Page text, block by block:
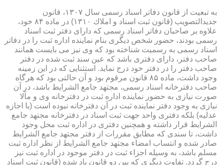
به تبعیت از قانون دفاتر اسناد رسمی سال ۱۳۰۷، قانون
جدیدالتصویب (قانون ثبت اسناد و املاك ۱۳۱۰) در ماده ۸۴ خود،
علاوه بر صاحبان دفاتر اسناد رسمی كه دارای دفتر ثبت اسناد
رسمی بودند، حضور شخص دیگری بنام نماینده اداره ثبت را در دفاتر
اسناد رسمی به رسمیت شناخته بود كه وی نیز می بایست همانند
صاحب دفتر، دارای دفتری باشد كه عین سند ثبت شده در دفتر
صاحب دفتر را در دفتر خود درج نماید. استثنایی كه در این زمینه
وجود داشت، ماده ۸۵ قانون مرقوم بود و آن حالتی بود كه هرگاه
صاحب دفترخانه اسناد رسمی، مجتهد جامع الشرایط باشد، در آن
صورت نیازی به حضور نماینده اداره ثبت در دفترخانه وی و مآلا
نیازی به وجود دفتر نماینده ثبت در آن دفترخانه نبوده است (با اجازه
عدلیه) بلكه دفتری واحد جهت ثبت اسناد در دفترخانه مجتهد جامع
الشرایط قرار داشته و همچنین دفتری در اداره ثبت محل وجود
داشت، تا سندی كه مطابق مقررات از دفتر مجتهد جامع الشرایط
صادر شده و انتساب امضاء مجتهد جامع الشرایط از نظر اداره ثبت
مسلم باشد، به وسیله اجزاء ثبت در دفتر موجود در اداره ثبت نیز
درج گردد. تفاوت دیگری كه بین دو قانون یاد شده (قانون ثبت اسناد